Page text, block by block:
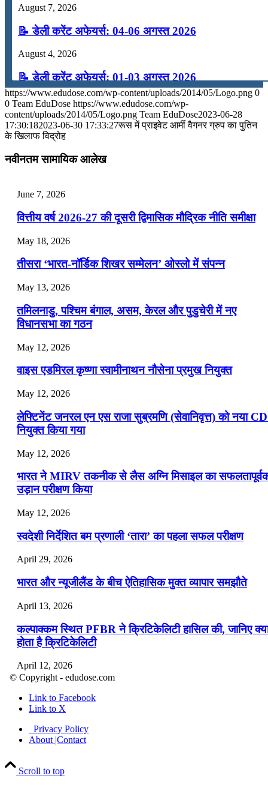
August 7, 2026
📝 डेली करेंट अफेयर्स: 04-06 अगस्त 2026
August 4, 2026
📝 डेली करेंट अफेयर्स: 01-03 अगस्त 2026
July 31, 2026
📝 डेली करेंट अफेयर्स: 28-31 जुलाई 2026
July 25, 2026
📝 डेली करेंट अफेयर्स: 22-24 जुलाई 2026
July 22, 2026
📝 डेली करेंट अफेयर्स: 19-21 जुलाई 2026
July 19, 2026
📝 डेली करेंट अफेयर्स: 16-18 जुलाई 2026
https://www.edudose.com/wp-content/uploads/2014/05/Logo.png 0
0 Team EduDose https://www.edudose.com/wp-
content/uploads/2014/05/Logo.png Team EduDose2023-06-28
17:30:182023-06-30 17:33:27रूस में प्राइवेट आर्मी वैगनर ग्रुप का पुतिन
के खिलाफ विद्रोह
नवीनतम सामायिक आलेख
June 7, 2026
वित्तीय वर्ष 2026-27 की दूसरी द्विमासिक मौद्रिक नीति समीक्षा
May 18, 2026
तीसरा ‘भारत-नॉर्डिक शिखर सम्मेलन’ ओस्लो में संपन्न
May 13, 2026
तमिलनाडु, पश्चिम बंगाल, असम, केरल और पुडुचेरी में नए
विधानसभा का गठन
May 12, 2026
वाइस एडमिरल कृष्णा स्वामीनाथन नौसेना प्रमुख नियुक्त
May 12, 2026
लेफ्टिनेंट जनरल एन एस राजा सुब्रमणि (सेवानिवृत्त) को नया
नियुक्त किया गया
May 12, 2026
भारत ने MIRV तकनीक से लैस अग्नि मिसाइल का
उड़ान परीक्षण किया
May 12, 2026
स्वदेशी निर्देशित बम प्रणाली ‘तारा’ का पहला सफल परीक्षण
April 29, 2026
भारत और न्यूजीलैंड के बीच ऐतिहासिक मुक्त व्यापार समझौते
April 13, 2026
कल्पाक्कम स्थित PFBR ने क्रिटिकेलिटी हासिल की, जानिए
होता है क्रिटिकेलिटी
April 12, 2026
April 9, 2026
नासा का आर्टेमिस-2 मिशन: मनुष्य एक बार फिर से चंद्रमा के
पहुंचा
April 7, 2026
© Copyright - edudose.com
Link to Facebook
Link to X
Privacy Policy
About |Contact
Scroll to top